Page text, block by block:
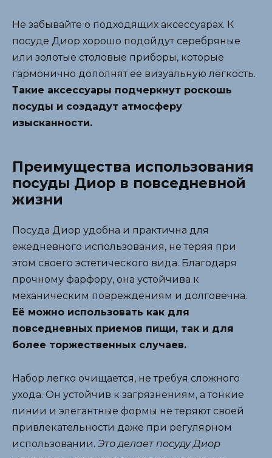
Не забывайте о подходящих аксессуарах. К
посуде Диор хорошо подойдут серебряные
или золотые столовые приборы, которые
гармонично дополнят её визуальную легкость.
Такие аксессуары подчеркнут роскошь
посуды и создадут атмосферу
изысканности.
Преимущества использования
посуды Диор в повседневной
жизни
Посуда Диор удобна и практична для
ежедневного использования, не теряя при
этом своего эстетического вида. Благодаря
прочному фарфору, она устойчива к
механическим повреждениям и долговечна.
Её можно использовать как для
повседневных приемов пищи, так и для
более торжественных случаев.
Набор легко очищается, не требуя сложного
ухода. Он устойчив к загрязнениям, а тонкие
линии и элегантные формы не теряют своей
привлекательности даже при регулярном
использовании. Это делает посуду Диор